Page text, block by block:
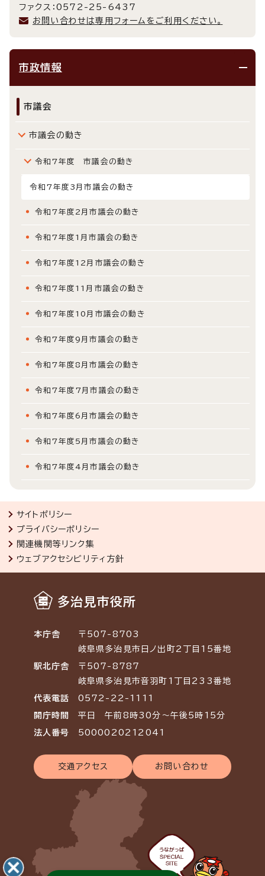
ファクス：0572-25-6437
お問い合わせは専用フォームをご利用ください。
市政情報
市議会
市議会の動き
令和7年度 市議会の動き
令和7年度3月市議会の動き
令和7年度2月市議会の動き
令和7年度1月市議会の動き
令和7年度12月市議会の動き
令和7年度11月市議会の動き
令和7年度10月市議会の動き
令和7年度9月市議会の動き
令和7年度8月市議会の動き
令和7年度7月市議会の動き
令和7年度6月市議会の動き
令和7年度5月市議会の動き
令和7年度4月市議会の動き
サイトポリシー
プライバシーポリシー
関連機関等リンク集
ウェブアクセシビリティ方針
多治見市役所
本庁舎
〒507-8703
岐阜県多治見市日ノ出町2丁目15番地
駅北庁舎
〒507-8787
岐阜県多治見市音羽町1丁目233番地
代表電話 0572-22-1111
開庁時間 平日 午前8時30分～午後5時15分
法人番号 5000020212041
交通アクセス お問い合わせ